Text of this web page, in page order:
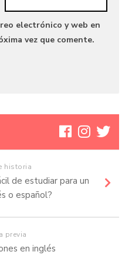
electrónico y web en
vez que comente.
historia
de estudiar para un
o español?
previa
en inglés